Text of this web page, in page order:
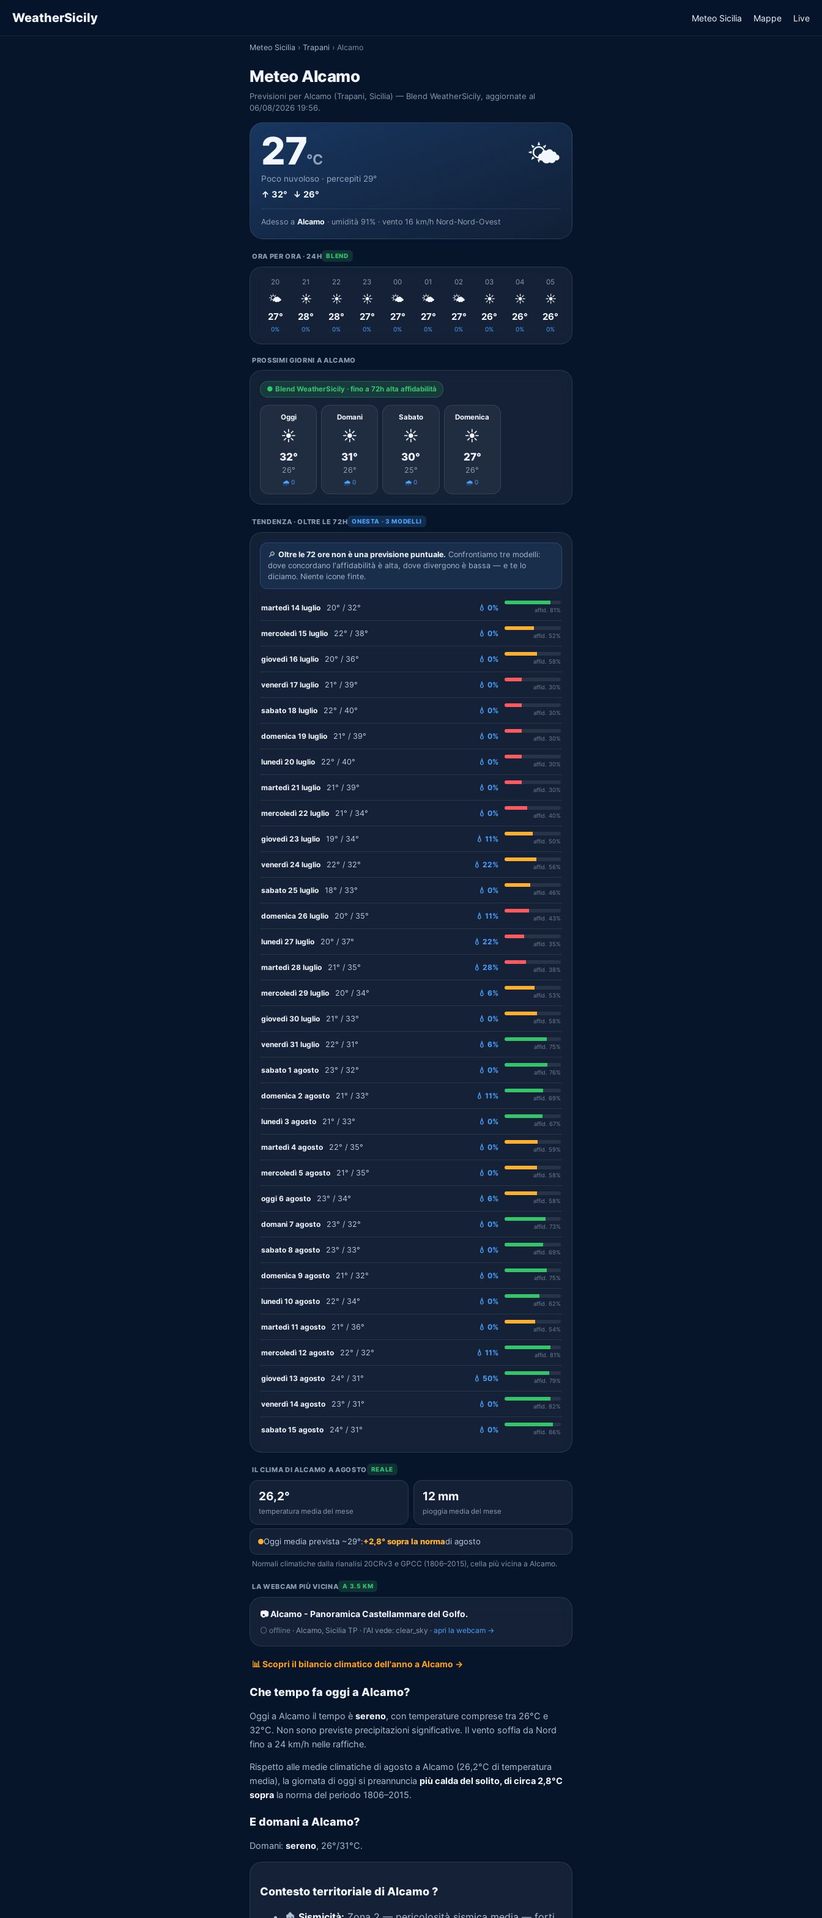
WeatherSicily Meteo Sicilia Mappe Live
Meteo Sicilia › Trapani › Alcamo
Meteo Alcamo
Previsioni per Alcamo (Trapani, Sicilia) — Blend WeatherSicily, aggiornate al
06/08/2026 19:56.
27°C
Poco nuvoloso · percepiti 29°
↑ 32° ↓ 26°
🌤️
Adesso a Alcamo · umidità 91% · vento 16 km/h Nord-Nord-Ovest
ORA PER ORA · 24H BLEND
20
🌤️
27°
0%
21
☀️
28°
0%
22
☀️
28°
0%
23
☀️
27°
0%
00
🌤️
27°
0%
01
🌤️
27°
0%
02
🌤️
27°
0%
03
☀️
26°
0%
04
☀️
26°
0%
05
☀️
26°
0%
PROSSIMI GIORNI A ALCAMO
● Blend WeatherSicily · fino a 72h alta affidabilità
Oggi
☀️
32°
26°
🌧️ 0
Domani
☀️
31°
26°
🌧️ 0
Sabato
☀️
30°
25°
🌧️ 0
Domenica
☀️
27°
26°
🌧️ 0
TENDENZA · OLTRE LE 72H ONESTA · 3 MODELLI
🔎 Oltre le 72 ore non è una previsione puntuale. Confrontiamo tre modelli:
dove concordano l'affidabilità è alta, dove divergono è bassa — e te lo
diciamo. Niente icone finte.
martedì 14 luglio 20° / 32° 💧 0% affid. 81%
mercoledì 15 luglio 22° / 38° 💧 0% affid. 52%
giovedì 16 luglio 20° / 36° 💧 0% affid. 58%
venerdì 17 luglio 21° / 39° 💧 0% affid. 30%
sabato 18 luglio 22° / 40° 💧 0% affid. 30%
domenica 19 luglio 21° / 39° 💧 0% affid. 30%
lunedì 20 luglio 22° / 40° 💧 0% affid. 30%
martedì 21 luglio 21° / 39° 💧 0% affid. 30%
mercoledì 22 luglio 21° / 34° 💧 0% affid. 40%
giovedì 23 luglio 19° / 34° 💧 11% affid. 50%
venerdì 24 luglio 22° / 32° 💧 22% affid. 56%
sabato 25 luglio 18° / 33° 💧 0% affid. 46%
domenica 26 luglio 20° / 35° 💧 11% affid. 43%
lunedì 27 luglio 20° / 37° 💧 22% affid. 35%
martedì 28 luglio 21° / 35° 💧 28% affid. 38%
mercoledì 29 luglio 20° / 34° 💧 6% affid. 53%
giovedì 30 luglio 21° / 33° 💧 0% affid. 58%
venerdì 31 luglio 22° / 31° 💧 6% affid. 75%
sabato 1 agosto 23° / 32° 💧 0% affid. 76%
domenica 2 agosto 21° / 33° 💧 11% affid. 69%
lunedì 3 agosto 21° / 33° 💧 0% affid. 67%
martedì 4 agosto 22° / 35° 💧 0% affid. 59%
mercoledì 5 agosto 21° / 35° 💧 0% affid. 58%
oggi 6 agosto 23° / 34° 💧 6% affid. 58%
domani 7 agosto 23° / 32° 💧 0% affid. 73%
sabato 8 agosto 23° / 33° 💧 0% affid. 69%
domenica 9 agosto 21° / 32° 💧 0% affid. 75%
lunedì 10 agosto 22° / 34° 💧 0% affid. 62%
martedì 11 agosto 21° / 36° 💧 0% affid. 54%
mercoledì 12 agosto 22° / 32° 💧 11% affid. 81%
giovedì 13 agosto 24° / 31° 💧 50% affid. 79%
venerdì 14 agosto 23° / 31° 💧 0% affid. 82%
sabato 15 agosto 24° / 31° 💧 0% affid. 86%
IL CLIMA DI ALCAMO A AGOSTO REALE
26,2°
temperatura media del mese
12 mm
pioggia media del mese
Oggi media prevista ~29°:+2,8° sopra la normadi agosto
Normali climatiche dalla rianalisi 20CRv3 e GPCC (1806–2015), cella più vicina a Alcamo.
LA WEBCAM PIÙ VICINA A 3.5 KM
📷 Alcamo - Panoramica Castellammare del Golfo.
⚪ offline · Alcamo, Sicilia TP · l'AI vede: clear_sky · apri la webcam →
📊 Scopri il bilancio climatico dell'anno a Alcamo →
Che tempo fa oggi a Alcamo?
Oggi a Alcamo il tempo è sereno, con temperature comprese tra 26°C e
32°C. Non sono previste precipitazioni significative. Il vento soffia da Nord
fino a 24 km/h nelle raffiche.
Rispetto alle medie climatiche di agosto a Alcamo (26,2°C di temperatura
media), la giornata di oggi si preannuncia più calda del solito, di circa 2,8°C
sopra la norma del periodo 1806–2015.
E domani a Alcamo?
Domani: sereno, 26°/31°C.
Contesto territoriale di Alcamo?